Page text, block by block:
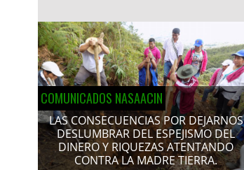
COMUNICADOS NASAACIN
LAS CONSECUENCIAS POR DEJARNOS
DESLUMBRAR DEL ESPEJISMO DEL
DINERO Y RIQUEZAS ATENTANDO
CONTRA LA MADRE TIERRA.